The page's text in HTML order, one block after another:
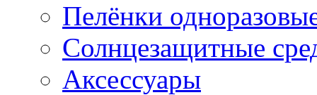
Пелёнки
Солнцезащитные
Аксессуары